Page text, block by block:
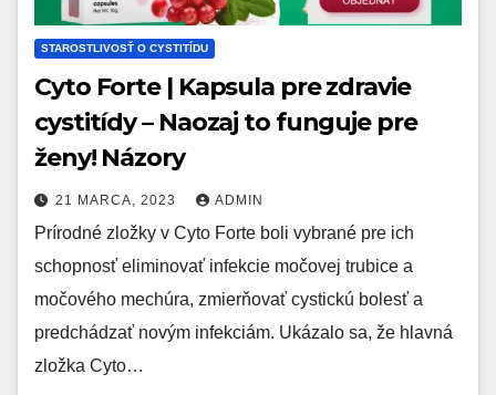
STAROSTLIVOSŤ O CYSTITÍDU
Cyto Forte | Kapsula pre zdravie
cystitídy – Naozaj to funguje pre
ženy! Názory
21 MARCA, 2023 ADMIN
Prírodné zložky v Cyto Forte boli vybrané pre ich
schopnosť eliminovať infekcie močovej trubice a
močového mechúra, zmierňovať cystickú bolesť a
predchádzať novým infekciám. Ukázalo sa, že hlavná
zložka Cyto…